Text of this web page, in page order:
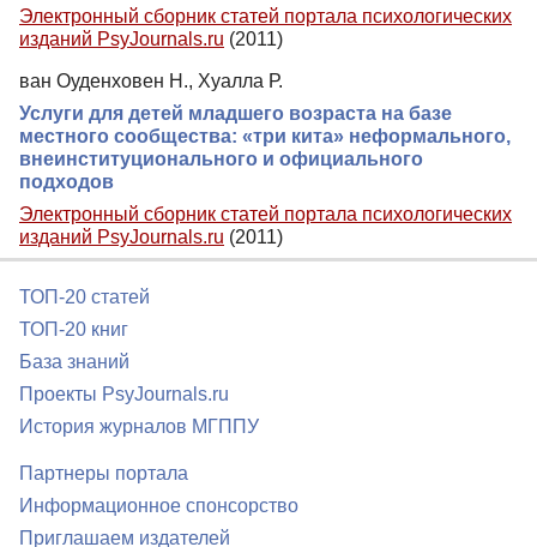
Электронный сборник статей портала психологических
изданий PsyJournals.ru (2011)
ван Оуденховен Н., Хуалла Р.
Услуги для детей младшего возраста на базе
местного сообщества: «три кита» неформального,
внеинституционального и официального
подходов
Электронный сборник статей портала психологических
изданий PsyJournals.ru (2011)
ТОП-20 статей
ТОП-20 книг
База знаний
Проекты PsyJournals.ru
История журналов МГППУ
Партнеры портала
Информационное спонсорство
Приглашаем издателей